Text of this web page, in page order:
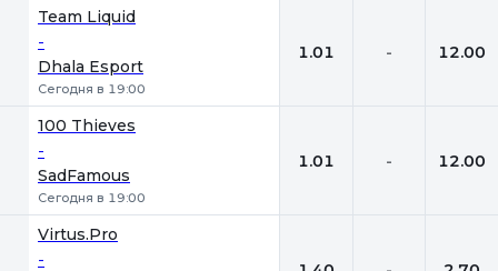
Team Liquid
-
Dhala Esport
Сегодня в 19:00
1.01 - 12.00
100 Thieves
-
SadFamous
Сегодня в 19:00
1.01 - 12.00
Virtus.Pro
-